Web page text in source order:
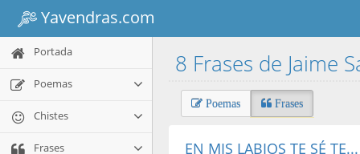
Yavendras.com
Portada
Poemas
Chistes
Frases
8 Frases de Jaime
Poemas Frases
EN MIS LABIOS TE SÉ TE...